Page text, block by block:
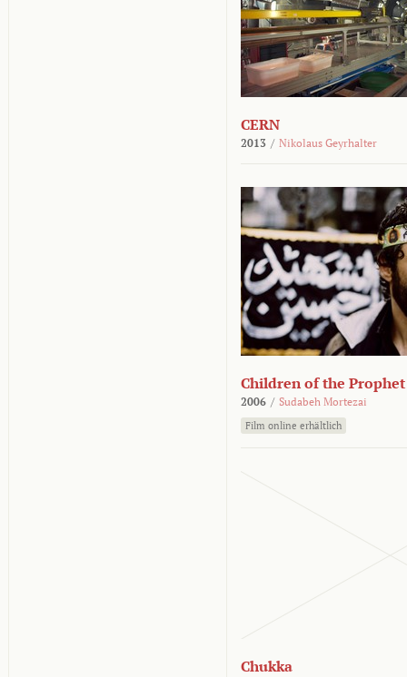
CERN
2013 / Nikolaus Geyrhalter
Children of the Prophet
2006 / Sudabeh Mortezai
Film online erhältlich
Chukka